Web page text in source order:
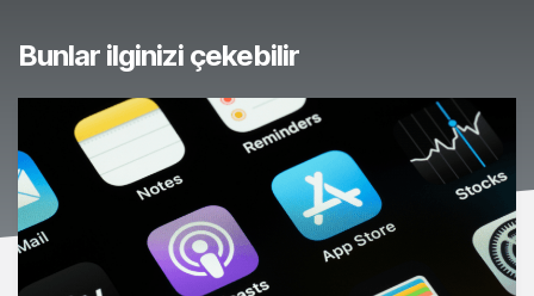
Bunlar ilginizi çekebilir